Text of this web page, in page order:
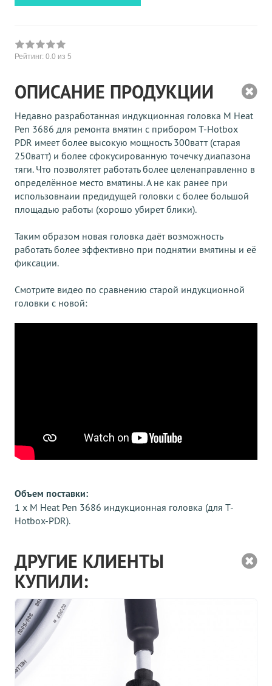
Рейтинг: 0.0 из 5
ОПИСАНИЕ ПРОДУКЦИИ
Недавно разработанная индукционная головка M Heat
Pen 3686 для ремонта вмятин с прибором T-Hotbox
PDR имеет более высокую мощность 300ватт (старая
250ватт) и более сфокусированную точечку диапазона
тяги. Что позволятет работать более целенаправленно в
определённое место вмятины. А не как ранее при
использовнаии предидущей головки с более большой
площадью работы (хорошо убирет блики).
Таким образом новая головка даёт возможность
работать более эффективно при поднятии вмятины и её
фиксации.
Смотрите видео по сравнению старой индукционной
головки с новой:
Объем поставки:
1 х M Heat Pen 3686 индукционная головка (для T-
Hotbox-PDR).
ДРУГИЕ КЛИЕНТЫ
КУПИЛИ: